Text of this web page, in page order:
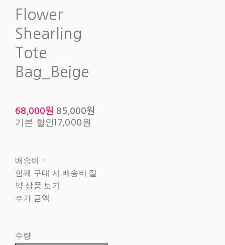
Flower
Shearling
Tote
Bag_Beige
68,000원 85,000원
기본 할인17,000원
배송비 -
함께 구매 시 배송비 절
약 상품 보기
추가 금액
수량